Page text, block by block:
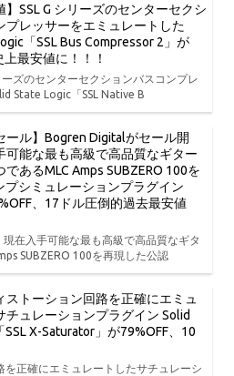
】SSL G シリーズのセンターセクシ
プレッサーをエミュレートした
「SSL Bus Compressor 2」が
最安値に！！！
ーズのセンターセクションバスコンプレ
State Logic「SSL Native B
ール】Bogren Digitalがセール開
可能な最も高級で高品質なギター
であるMLC Amps SUBZERO 100を
シミュレーションプラグイン
、17ドル圧倒的過去最安値
在入手可能な最も高級で高品質なギタ
SUBZERO 100を再現した公認
ストーション回路を正確にエミュ
チュレーションプラグイン Solid
SSL X-Saturator」が79%OFF、10
を正確にエミュレートしたサチュレーシ